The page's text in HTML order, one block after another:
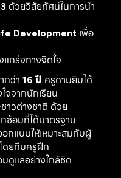
ด้วยวิสัยทัศน์ในการนำ
Developmentเพื่อ
แกร่งทางจิตใจ
กว่า 16 ปี ครูดามยิมได้
จจากนักเรียน
าวต่างชาติ ด้วย
ซ้อมที่ได้มาตรฐาน
กแบบให้เหมาะสมกับผู้
ดยทีมครูฝึก
ดูแลอย่างใกล้ชิด